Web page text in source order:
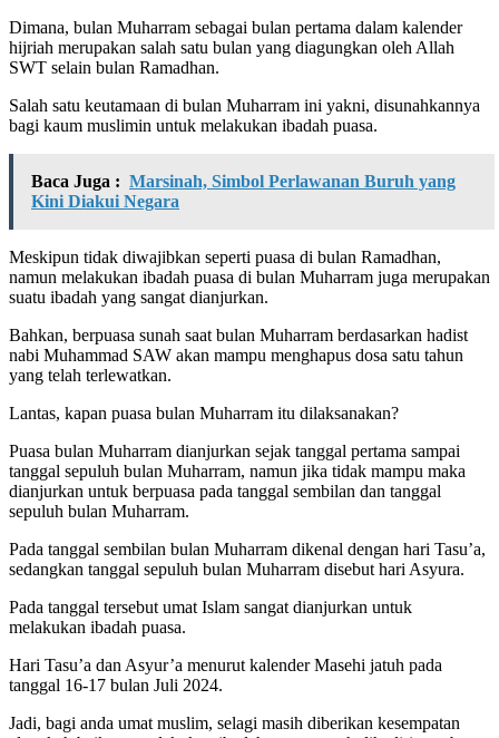
Dimana, bulan Muharram sebagai bulan pertama dalam kalender
hijriah merupakan salah satu bulan yang diagungkan oleh Allah
SWT selain bulan Ramadhan.
Salah satu keutamaan di bulan Muharram ini yakni, disunahkannya
bagi kaum muslimin untuk melakukan ibadah puasa.
Baca Juga : Marsinah, Simbol Perlawanan Buruh yang
Kini Diakui Negara
Meskipun tidak diwajibkan seperti puasa di bulan Ramadhan,
namun melakukan ibadah puasa di bulan Muharram juga merupakan
suatu ibadah yang sangat dianjurkan.
Bahkan, berpuasa sunah saat bulan Muharram berdasarkan hadist
nabi Muhammad SAW akan mampu menghapus dosa satu tahun
yang telah terlewatkan.
Lantas, kapan puasa bulan Muharram itu dilaksanakan?
Puasa bulan Muharram dianjurkan sejak tanggal pertama sampai
tanggal sepuluh bulan Muharram, namun jika tidak mampu maka
dianjurkan untuk berpuasa pada tanggal sembilan dan tanggal
sepuluh bulan Muharram.
Pada tanggal sembilan bulan Muharram dikenal dengan hari Tasu’a,
sedangkan tanggal sepuluh bulan Muharram disebut hari Asyura.
Pada tanggal tersebut umat Islam sangat dianjurkan untuk
melakukan ibadah puasa.
Hari Tasu’a dan Asyur’a menurut kalender Masehi jatuh pada
tanggal 16-17 bulan Juli 2024.
Jadi, bagi anda umat muslim, selagi masih diberikan kesempatan